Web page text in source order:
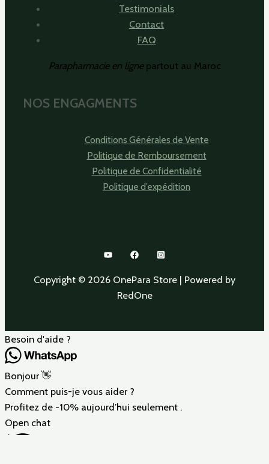
Testimonials
Contact
FAQ
Parapharmacie en lignepartout au Maroc
NOS ENGAGMENTS
Conditions Générales de Vente
Politique de Remboursement
Politique de Confidentialité
Politique d’expédition
Copyright © 2026 OnePara Store | Powered by
RedOne
Besoin d'aide ?
Bonjour 👋
Comment puis-je vous aider ?
Profitez de -10% aujourd’hui seulement .
Open chat